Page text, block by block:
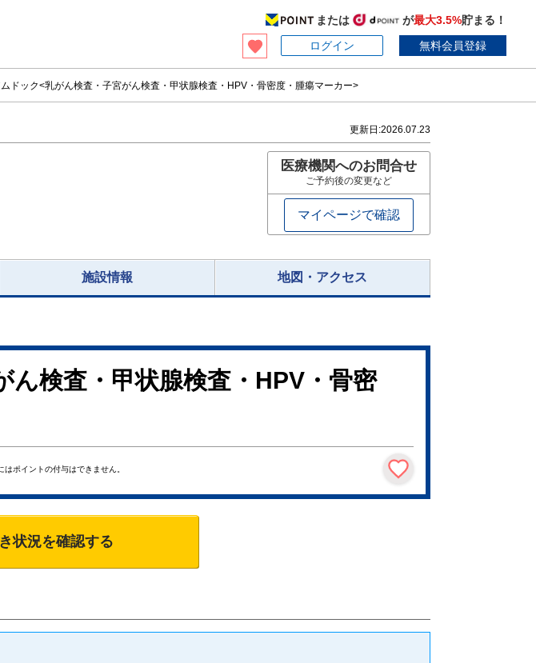
または が最大3.5%貯まる！
ログイン
無料会員登録
ドック<乳がん検査・子宮がん検査・甲状腺検査・HPV・骨密度・腫瘍マーカー>
更新日:2026.07.23
医療機関へのお問合せ
ご予約後の変更など
マイページで確認
施設情報 地図・アクセス
検査・甲状腺検査・HPV・骨密
ポイントの付与はできません。
状況を確認する